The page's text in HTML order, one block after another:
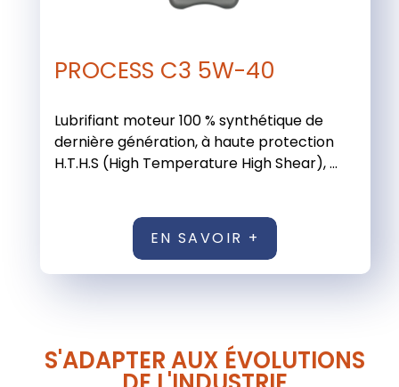
PROCESS C3 5W-40
Lubrifiant moteur 100 % synthétique de
dernière génération, à haute protection
H.T.H.S (High Temperature High Shear), ...
EN SAVOIR +
S'ADAPTER AUX ÉVOLUTIONS